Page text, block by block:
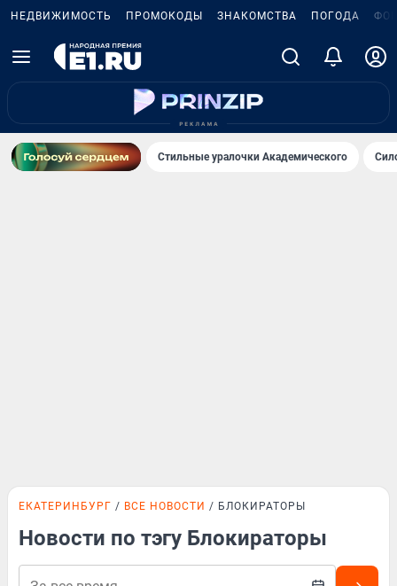
НЕДВИЖИМОСТЬ ПРОМОКОДЫ ЗНАКОМСТВА ПОГОДА
Стильные уралочки Академического
ЕКАТЕРИНБУРГ ВСЕ НОВОСТИ БЛОКИРАТОРЫ
Новости по тэгу Блокираторы